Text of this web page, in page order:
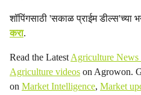
शॉपिंगसाठी 'सकाळ प्राईम डील्स'च्या
करा.
Read the Latest Agriculture News
Agriculture videos on Agrowon.
on Market Intelligence, Market